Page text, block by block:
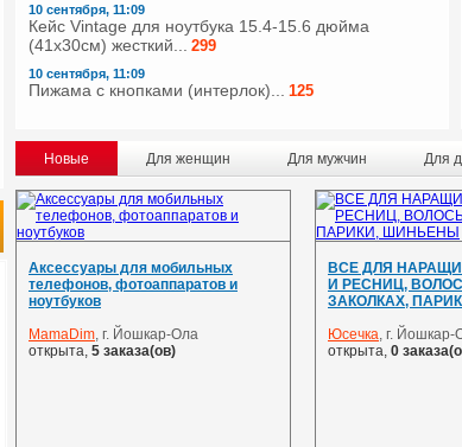
10 сентября, 11:09
Кейс Vintage для ноутбука 15.4-15.6 дюйма
(41х30см) жесткий...
299
10 сентября, 11:09
Пижама с кнопками (интерлок)... 125
Новые Для женщин Для мужчин Для
Аксессуары для мобильных
телефонов, фотоаппаратов и
ноутбуков
MamaDim, г. Йошкар-Ола
открыта, 5 заказа(ов)
ВСЕ ДЛЯ
И РЕСНИЦ,
ЗАКОЛКАХ,
Юсечка, г. Йошкар-
открыта, 0